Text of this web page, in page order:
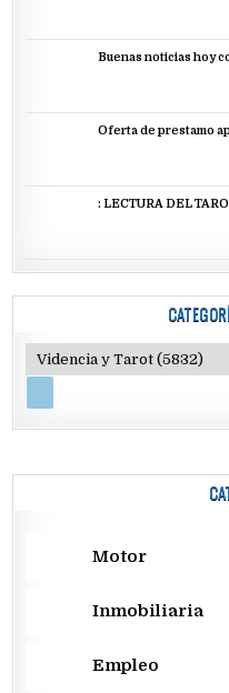
Buenas noticias hoy
Oferta de prestamo
: LECTURA DEL
Motor
Inmobiliaria
Empleo